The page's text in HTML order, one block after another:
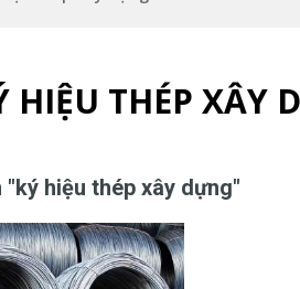
HIỆU THÉP XÂY
hiệu thép xây dựng"